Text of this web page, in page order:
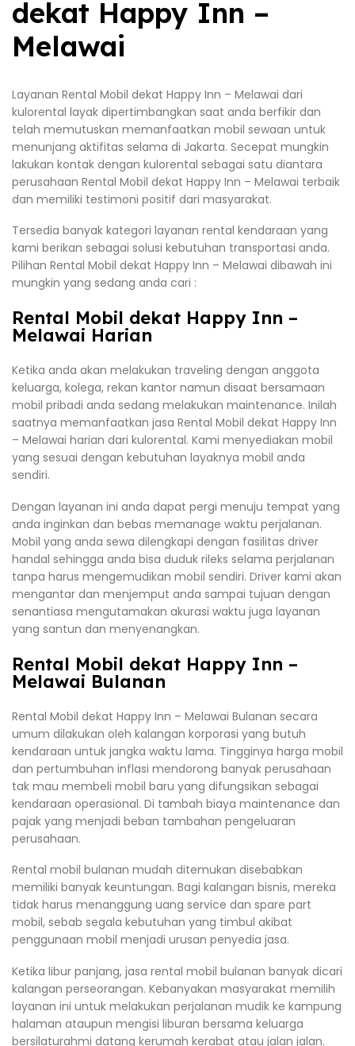
dekat Happy Inn –
Melawai
Layanan Rental Mobil dekat Happy Inn – Melawai dari
kulorental layak dipertimbangkan saat anda berfikir dan
telah memutuskan memanfaatkan mobil sewaan untuk
menunjang aktifitas selama di Jakarta. Secepat mungkin
lakukan kontak dengan kulorental sebagai satu diantara
perusahaan Rental Mobil dekat Happy Inn – Melawai terbaik
dan memiliki testimoni positif dari masyarakat.
Tersedia banyak kategori layanan rental kendaraan yang
kami berikan sebagai solusi kebutuhan transportasi anda.
Pilihan Rental Mobil dekat Happy Inn – Melawai dibawah ini
mungkin yang sedang anda cari :
Rental Mobil dekat Happy Inn –
Melawai Harian
Ketika anda akan melakukan traveling dengan anggota
keluarga, kolega, rekan kantor namun disaat bersamaan
mobil pribadi anda sedang melakukan maintenance. Inilah
saatnya memanfaatkan jasa Rental Mobil dekat Happy Inn
– Melawai harian dari kulorental. Kami menyediakan mobil
yang sesuai dengan kebutuhan layaknya mobil anda
sendiri.
Dengan layanan ini anda dapat pergi menuju tempat yang
anda inginkan dan bebas memanage waktu perjalanan.
Mobil yang anda sewa dilengkapi dengan fasilitas driver
handal sehingga anda bisa duduk rileks selama perjalanan
tanpa harus mengemudikan mobil sendiri. Driver kami akan
mengantar dan menjemput anda sampai tujuan dengan
senantiasa mengutamakan akurasi waktu juga layanan
yang santun dan menyenangkan.
Rental Mobil dekat Happy Inn –
Melawai Bulanan
Rental Mobil dekat Happy Inn – Melawai Bulanan secara
umum dilakukan oleh kalangan korporasi yang butuh
kendaraan untuk jangka waktu lama. Tingginya harga mobil
dan pertumbuhan inflasi mendorong banyak perusahaan
tak mau membeli mobil baru yang difungsikan sebagai
kendaraan operasional. Di tambah biaya maintenance dan
pajak yang menjadi beban tambahan pengeluaran
perusahaan.
Rental mobil bulanan mudah ditemukan disebabkan
memiliki banyak keuntungan. Bagi kalangan bisnis, mereka
tidak harus menanggung uang service dan spare part
mobil, sebab segala kebutuhan yang timbul akibat
penggunaan mobil menjadi urusan penyedia jasa.
Ketika libur panjang, jasa rental mobil bulanan banyak dicari
kalangan perseorangan. Kebanyakan masyarakat memilih
layanan ini untuk melakukan perjalanan mudik ke kampung
halaman ataupun mengisi liburan bersama keluarga
bersilaturahmi datang kerumah kerabat atau jalan jalan.